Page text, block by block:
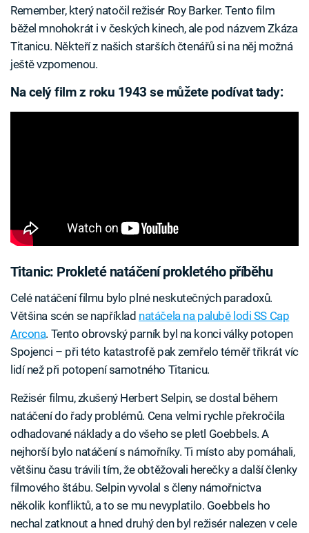
Remember, který natočil režisér Roy Barker. Tento film
běžel mnohokrát i v českých kinech, ale pod názvem Zkáza
Titanicu. Někteří z našich starších čtenářů si na něj možná
ještě vzpomenou.
Na celý film z roku 1943 se můžete podívat tady:
Titanic: Prokleté natáčení prokletého příběhu
Celé natáčení filmu bylo plné neskutečných paradoxů.
Většina scén se například natáčela na palubě lodi SS Cap
Arcona. Tento obrovský parník byl na konci války potopen
Spojenci – při této katastrofě pak zemřelo téměř třikrát víc
lidí než při potopení samotného Titanicu.
Režisér filmu, zkušený Herbert Selpin, se dostal během
natáčení do řady problémů. Cena velmi rychle překročila
odhadované náklady a do všeho se pletl Goebbels. A
nejhorší bylo natáčení s námořníky. Ti místo aby pomáhali,
většinu času trávili tím, že obtěžovali herečky a další členky
filmového štábu. Selpin vyvolal s členy námořnictva
několik konfliktů, a to se mu nevyplatilo. Goebbels ho
nechal zatknout a hned druhý den byl režisér nalezen v cele